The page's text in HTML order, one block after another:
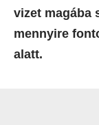
vizet magába
mennyire
alatt.